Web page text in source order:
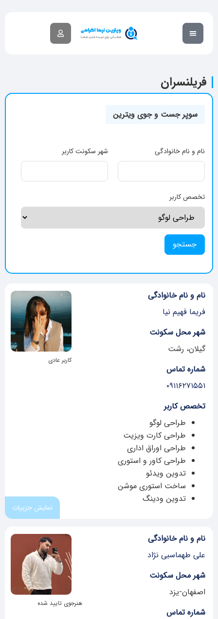
فریلنسران
سوپر جست و جوی ویترین
نام و نام خانوادگی شهر سکونت کاربر
تخصص کاربر
کاربر عادی
نام و نام خانوادگی
فریما فهیم نیا
شهر محل سکونت
گیلان، رشت
شماره تماس
۰۹۱۱۶۲۷۱۵۵۱
تخصص کاربر
طراحی لوگو
طراحی کارت ویزیت
طراحی اوراق اداری
طراحی کاور و استوری
تدوین ویدئو
ساخت استوری موشن
تدوین ودینگ
نمایش جزییات
هنرجوی تایید شده
نام و نام خانوادگی
علی طهماسبی نژاد
شهر محل سکونت
اصفهان-یزد
شماره تماس